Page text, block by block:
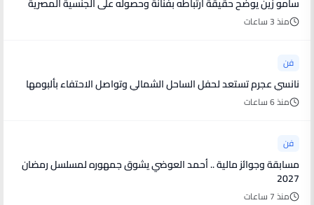
منذ 3 ساعات
فن
نانسي عجرم تستعد لحفل الساحل الشمالي وتواصل الاحتفاء بألبومها
منذ 6 ساعات
فن
مسابقة وجوائز مالية .. أحمد العوضي يشوق جمهوره لمسلسل رمضان
2027
منذ 7 ساعات